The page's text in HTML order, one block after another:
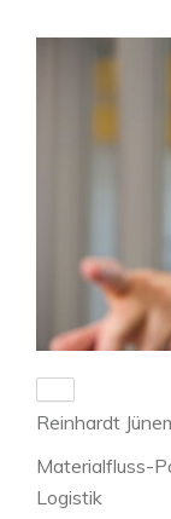
Reinhardt
Materialfluss-
Logistik